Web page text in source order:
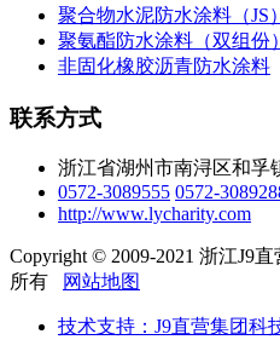
聚合物水泥防水涂料（JS）
聚氨酯防水涂料（双组份）
非固化橡胶沥青防水涂料
联系方式
浙江省湖州市南浔区和孚
0572-3089555 0572-
http://www.lycharity.com
Copyright © 2009-2021 浙江J9
所有
网站地图
技术支持：J9直营集团科